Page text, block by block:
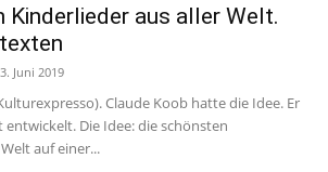
Kinderlieder aus aller Welt.
3. Juni 2019
Claude Koob hatte die Idee. Er
entwickelt. Die Idee: die schönsten
auf einer...